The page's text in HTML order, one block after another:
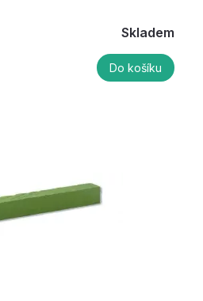
Skladem
Do košíku